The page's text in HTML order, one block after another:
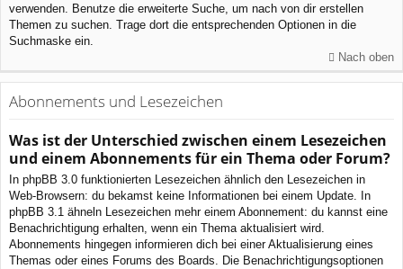
verwenden. Benutze die erweiterte Suche, um nach von dir erstellen
Themen zu suchen. Trage dort die entsprechenden Optionen in die
Suchmaske ein.
Nach oben
Abonnements und Lesezeichen
Was ist der Unterschied zwischen einem Lesezeichen
und einem Abonnements für ein Thema oder Forum?
In phpBB 3.0 funktionierten Lesezeichen ähnlich den Lesezeichen in
Web-Browsern: du bekamst keine Informationen bei einem Update. In
phpBB 3.1 ähneln Lesezeichen mehr einem Abonnement: du kannst eine
Benachrichtigung erhalten, wenn ein Thema aktualisiert wird.
Abonnements hingegen informieren dich bei einer Aktualisierung eines
Themas oder eines Forums des Boards. Die Benachrichtigungsoptionen